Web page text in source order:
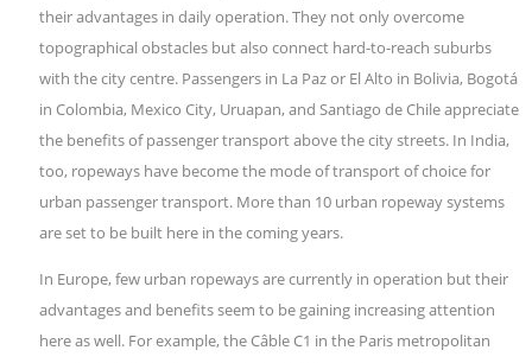
their advantages in daily operation. They not only overcome
topographical obstacles but also connect hard-to-reach suburbs
with the city centre. Passengers in La Paz or El Alto in Bolivia, Bogotá
in Colombia, Mexico City, Uruapan, and Santiago de Chile appreciate
the benefits of passenger transport above the city streets. In India,
too, ropeways have become the mode of transport of choice for
urban passenger transport. More than 10 urban ropeway systems
are set to be built here in the coming years.
In Europe, few urban ropeways are currently in operation but their
advantages and benefits seem to be gaining increasing attention
here as well. For example, the Câble C1 in the Paris metropolitan